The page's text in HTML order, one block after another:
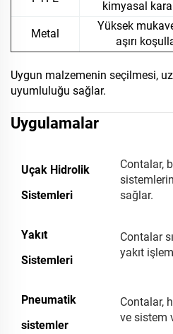
kimyasal
Metal
Yüksek
aşırı
Uygun malzemenin seçilmesi,
uyumluluğu sağlar.
Uygulamalar
Uçak Hidrolik
Sistemleri
Contalar,
sağlar.
Yakıt
Sistemleri
Contalar
yakıt
Pneumatik
sistemler
Contalar,
ve sistem